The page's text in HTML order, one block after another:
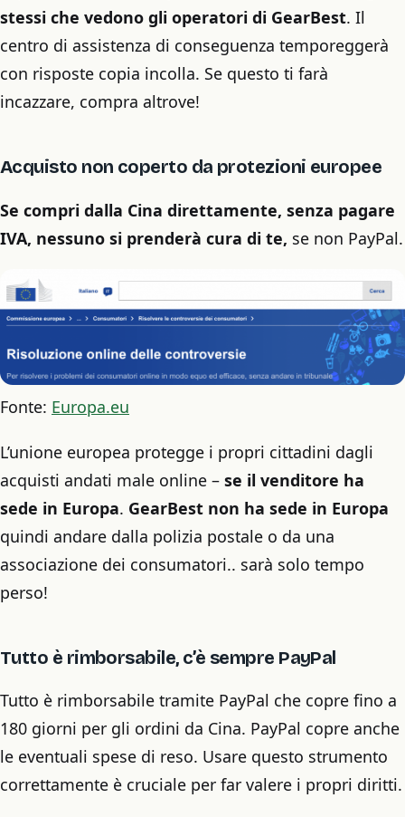
stessi che vedono gli operatori di GearBest. Il
centro di assistenza di conseguenza temporeggerà
con risposte copia incolla. Se questo ti farà
incazzare, compra altrove!
Acquisto non coperto da protezioni europee
Se compri dalla Cina direttamente, senza pagare
IVA, nessuno si prenderà cura di te, se non PayPal.
Fonte: Europa.eu
L’unione europea protegge i propri cittadini dagli
acquisti andati male online – se il venditore ha
sede in Europa. GearBest non ha sede in Europa
quindi andare dalla polizia postale o da una
associazione dei consumatori.. sarà solo tempo
perso!
Tutto è rimborsabile, c’è sempre PayPal
Tutto è rimborsabile tramite PayPal che copre fino a
180 giorni per gli ordini da Cina. PayPal copre anche
le eventuali spese di reso. Usare questo strumento
correttamente è cruciale per far valere i propri diritti.